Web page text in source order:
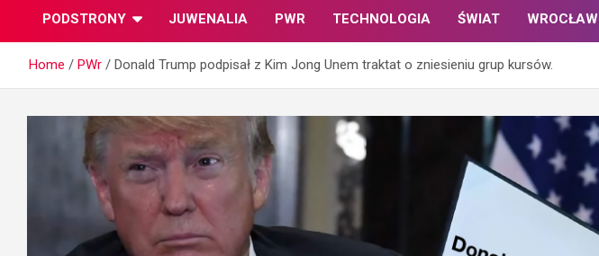
PODSTRONY JUWENALIA PWR TECHNOLOGIA ŚWIAT WROCŁAW
Home PWr Donald Trump podpisał z Kim Jong Unem traktat o zniesieniu grup kursów.